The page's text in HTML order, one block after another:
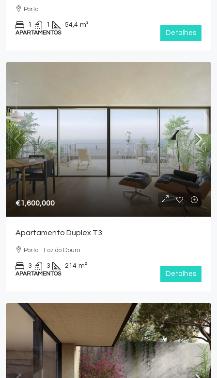
Porto
1 1 54,4 m²
APARTAMENTOS Detalhes
€1,600,000
Apartamento Duplex T3
Porto - Foz do Douro
3 3 214 m²
APARTAMENTOS Detalhes